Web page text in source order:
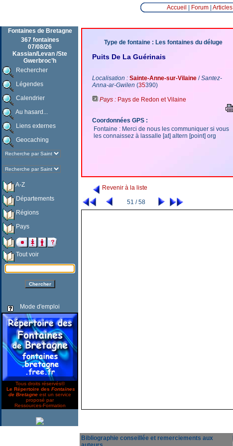
Accueil Forum| Articles|
Fontaines de Bretagne
367 fontaines
07/08/26
Kassian/Levan /Ste
Gwerbroc’h
Rechercher
Légendes
Calendrier
Au hasard...
Liens externes
Geocaching
A-Z
Départements
Régions
Pays
Tout voir
Mode d'emploi
Tous droits réservés©
Le Répertoire des Fontaines
de Bretagne est un service
proposé par
Ressources-Formation
Type de fontaine : Les fontaines du déluge
Puits De La Guérinais
Localisation : Sainte-Anne-sur-Vilaine /Santez-
Anna-ar-Gwilen (35390)
Pays : Pays de Redon et Vilaine
Coordonnées GPS :
Fontaine : Merci de nous les communiquer si vous
les connaissez à lassalle [at] altern [point] org
Revenir à la liste
51 / 58
Bibliographie conseillée et remerciements aux